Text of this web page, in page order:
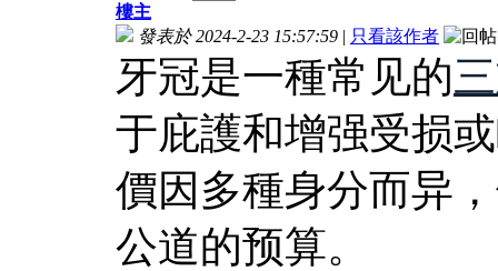
樓主
發表於 2024-2-23 15:57:59 | 只看該作者
牙冠是一種常见的
于庇護和增强受损
價因多種身分而异
公道的预算。